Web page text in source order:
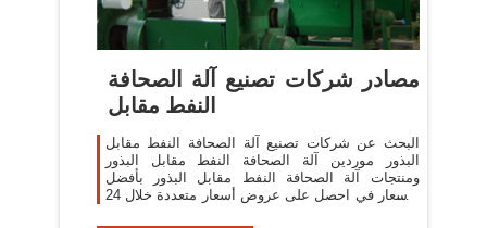
مصادر شركات تصنيع آلة الصحافة
النفط مقابل
البحث عن شركات تصنيع آلة الصحافة النفط مقابل
البذور موردين آلة الصحافة النفط مقابل البذور
ومنتجات آلة الصحافة النفط مقابل البذور بأفضل
الأسعار في احصل على عروض أسعار متعددة خلال 24